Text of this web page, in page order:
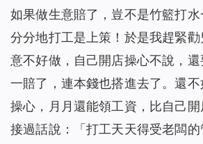
如果做生意賠了，豈不是竹籃打
分分地打工是上策！於是我趕緊
意不好做，自己開店操心不說，
一賠了，連本錢也搭進去了。還
操心，月月還能領工資，比自己
接過話說：「打工天天得受老闆